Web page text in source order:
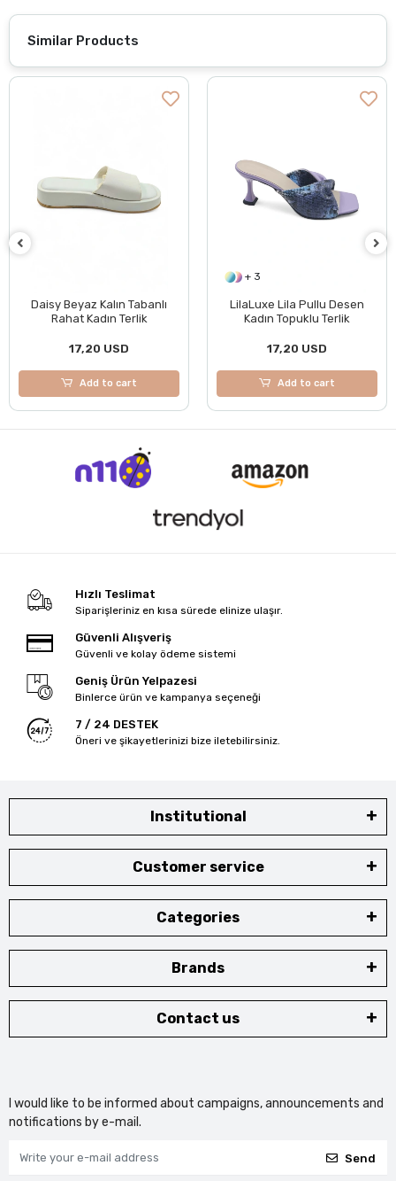
Similar Products
Daisy Beyaz Kalın Tabanlı
Rahat Kadın Terlik
17,20 USD
Add to cart
+ 3
LilaLuxe Lila Pullu Desen
Kadın Topuklu Terlik
17,20 USD
Add to cart
Hızlı Teslimat
Siparişleriniz en kısa sürede elinize ulaşır.
Güvenli Alışveriş
Güvenli ve kolay ödeme sistemi
Geniş Ürün Yelpazesi
Binlerce ürün ve kampanya seçeneği
7 / 24 DESTEK
Öneri ve şikayetlerinizi bize iletebilirsiniz.
Institutional
Customer service
Categories
Brands
Contact us
I would like to be informed about campaigns, announcements and
notifications by e-mail.
Send